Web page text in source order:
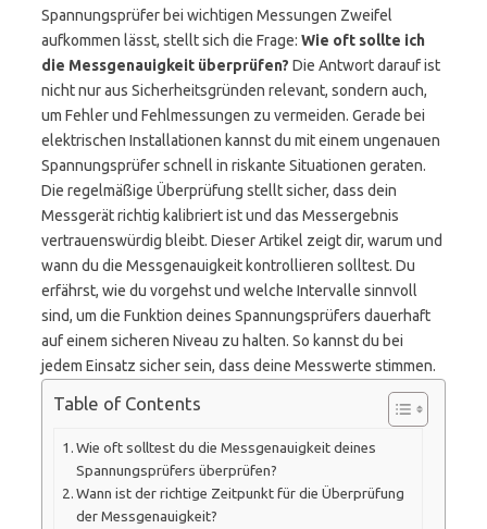
Spannungsprüfer bei wichtigen Messungen Zweifel
aufkommen lässt, stellt sich die Frage: Wie oft sollte ich
die Messgenauigkeit überprüfen? Die Antwort darauf ist
nicht nur aus Sicherheitsgründen relevant, sondern auch,
um Fehler und Fehlmessungen zu vermeiden. Gerade bei
elektrischen Installationen kannst du mit einem ungenauen
Spannungsprüfer schnell in riskante Situationen geraten.
Die regelmäßige Überprüfung stellt sicher, dass dein
Messgerät richtig kalibriert ist und das Messergebnis
vertrauenswürdig bleibt. Dieser Artikel zeigt dir, warum und
wann du die Messgenauigkeit kontrollieren solltest. Du
erfährst, wie du vorgehst und welche Intervalle sinnvoll
sind, um die Funktion deines Spannungsprüfers dauerhaft
auf einem sicheren Niveau zu halten. So kannst du bei
jedem Einsatz sicher sein, dass deine Messwerte stimmen.
Table of Contents
Wie oft solltest du die Messgenauigkeit deines
Spannungsprüfers überprüfen?
Wann ist der richtige Zeitpunkt für die Überprüfung
der Messgenauigkeit?